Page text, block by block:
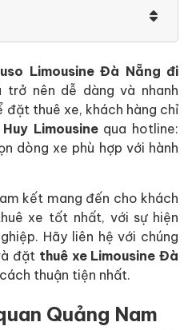
Limousine Đà Nẵng đi
trở nên dễ dàng và nhanh
thuê xe, khách hàng chỉ
Limousinequa hotline:
dòng xe phù hợp với hành
kết mang đến cho khách
xe tốt nhất, với sự hiện
Hãy liên hệ với chúng
đặt thuê xe Limousine Đà
thuận tiện nhất.
Quảng Nam